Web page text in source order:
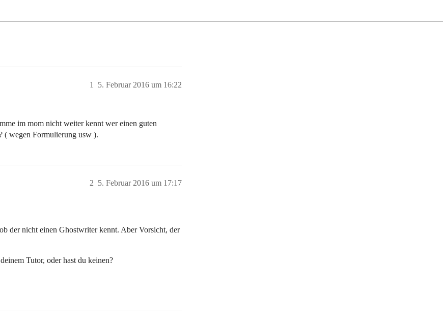
5. Februar 2016 um 16:22
1
im mom nicht weiter kennt wer einen guten
( wegen Formulierung usw ).
5. Februar 2016 um 17:17
2
der nicht einen Ghostwriter kennt. Aber Vorsicht, der
Tutor, oder hast du keinen?